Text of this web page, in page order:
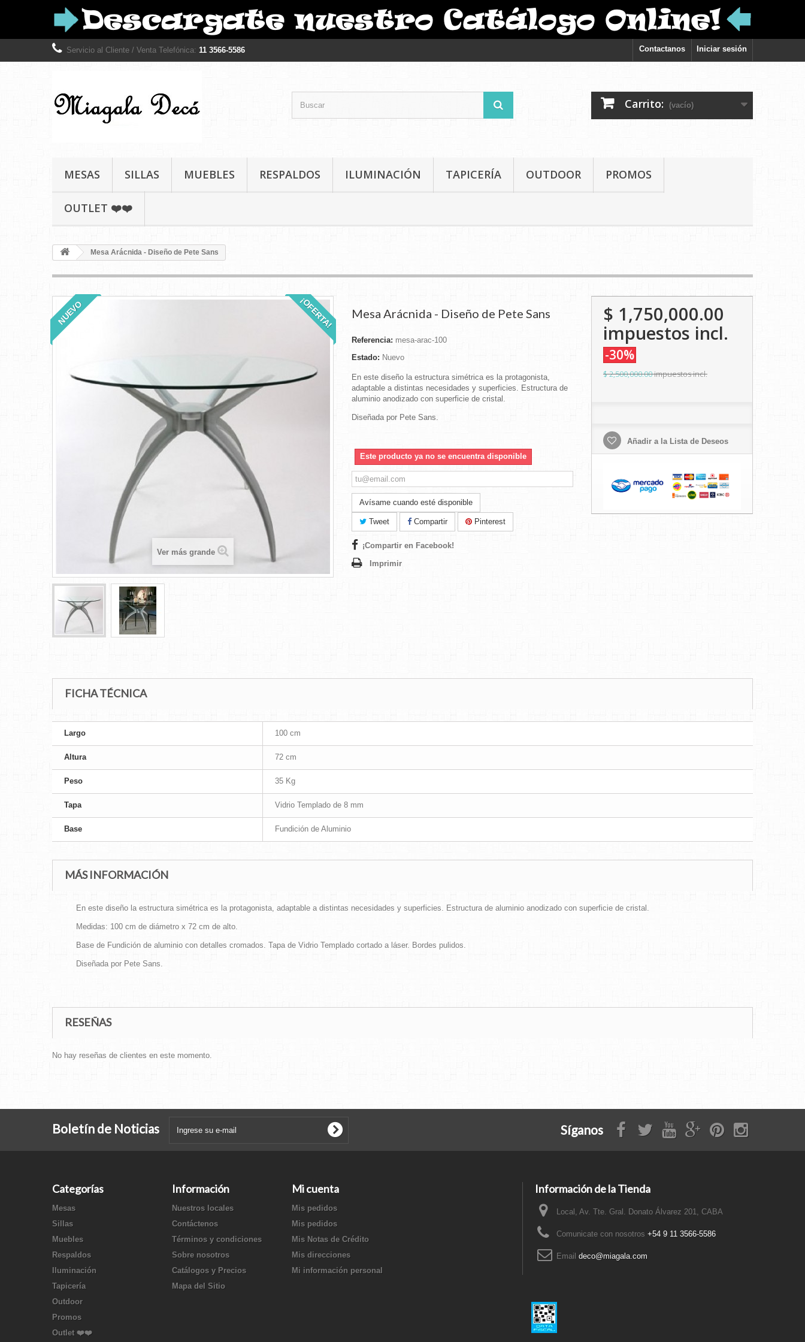
Iniciar sesión
Contactanos
Servicio al Cliente / Venta Telefónica: 11 3566-5586
Carrito: (vacío)
MESAS SILLAS MUEBLES RESPALDOS ILUMINACIÓN TAPICERÍA OUTDOOR PROMOS
OUTLET ❤️❤️
Mesa Arácnida - Diseño de Pete Sans
NUEVO ¡OFERTA!
Ver más grande
Mesa Arácnida - Diseño de Pete Sans
Referencia: mesa-arac-100
Estado: Nuevo
En este diseño la estructura simétrica es la protagonista,
adaptable a distintas necesidades y superficies. Estructura de
aluminio anodizado con superficie de cristal.
Diseñada por Pete Sans.
Este producto ya no se encuentra disponible
Avísame cuando esté disponible
Tweet Compartir Pinterest
¡Compartir en Facebook!
Imprimir
$ 1,750,000.00
impuestos incl.
-30%
$ 2,500,000.00impuestos incl.
Añadir a la Lista de Deseos
FICHA TÉCNICA
Largo 100 cm
Altura 72 cm
Peso 35 Kg
Tapa Vidrio Templado de 8 mm
Base Fundición de Aluminio
MÁS INFORMACIÓN
En este diseño la estructura simétrica es la protagonista, adaptable a distintas necesidades y superficies. Estructura de aluminio anodizado con superficie de cristal.
Medidas: 100 cm de diámetro x 72 cm de alto.
Base de Fundición de aluminio con detalles cromados. Tapa de Vidrio Templado cortado a láser. Bordes pulidos.
Diseñada por Pete Sans.
RESEÑAS
No hay reseñas de clientes en este momento.
Boletín de Noticias Síganos
Categorías
Mesas
Sillas
Muebles
Respaldos
Iluminación
Tapicería
Outdoor
Promos
Outlet ❤️❤️
Información
Nuestros locales
Contáctenos
Términos y condiciones
Sobre nosotros
Catálogos y Precios
Mapa del Sitio
Mi cuenta
Mis pedidos
Mis pedidos
Mis Notas de Crédito
Mis direcciones
Mi información personal
Información de la Tienda
Local, Av. Tte. Gral. Donato Álvarez 201, CABA
Comunicate con nosotros +54 9 11 3566-5586
Email deco@miagala.com